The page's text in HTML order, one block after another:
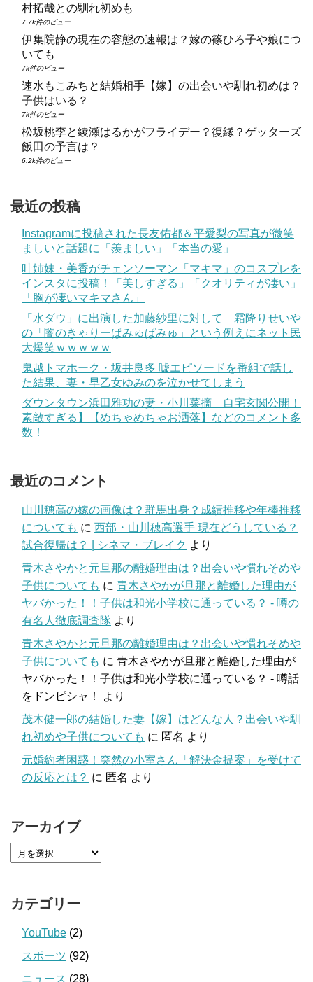
村拓哉との馴れ初めも
7.7k件のビュー
伊集院静の現在の容態の速報は？嫁の篠ひろ子や娘につ
いても
7k件のビュー
速水もこみちと結婚相手【嫁】の出会いや馴れ初めは？
子供はいる？
7k件のビュー
松坂桃李と綾瀬はるかがフライデー？復縁？ゲッターズ
飯田の予言は？
6.2k件のビュー
最近の投稿
Instagramに投稿された長友佑都＆平愛梨の写真が微笑
ましいと話題に「羨ましい」「本当の愛」
叶姉妹・美香がチェンソーマン「マキマ」のコスプレを
インスタに投稿！「美しすぎる」「クオリティが凄い」
「胸が凄いマキマさん」
「水ダウ」に出演した加藤紗里に対して 霜降りせいや
の「闇のきゃりーぱみゅぱみゅ」という例えにネット民
大爆笑ｗｗｗｗｗ
鬼越トマホーク・坂井良多 嘘エピソードを番組で話し
た結果、妻・早乙女ゆみのを泣かせてしまう
ダウンタウン浜田雅功の妻・小川菜摘 自宅玄関公開！
素敵すぎる】【めちゃめちゃお洒落】などのコメント多
数！
最近のコメント
山川穂高の嫁の画像は？群馬出身？成績推移や年棒推移
についても に 西部・山川穂高選手 現在どうしている？
試合復帰は？ | シネマ・ブレイク より
青木さやかと元旦那の離婚理由は？出会いや慣れそめや
子供についても に 青木さやかが旦那と離婚した理由が
ヤバかった！！子供は和光小学校に通っている？ - 噂の
有名人徹底調査隊 より
青木さやかと元旦那の離婚理由は？出会いや慣れそめや
子供についても に 青木さやかが旦那と離婚した理由が
ヤバかった！！子供は和光小学校に通っている？ - 噂話
をドンピシャ！
より
茂木健一郎の結婚した妻【嫁】はどんな人？出会いや馴
れ初めや子供についても に 匿名 より
元婚約者困惑！突然の小室さん「解決金提案」を受けて
の反応とは？ に 匿名 より
アーカイブ
カテゴリー
YouTube (2)
スポーツ (92)
ニュース (28)